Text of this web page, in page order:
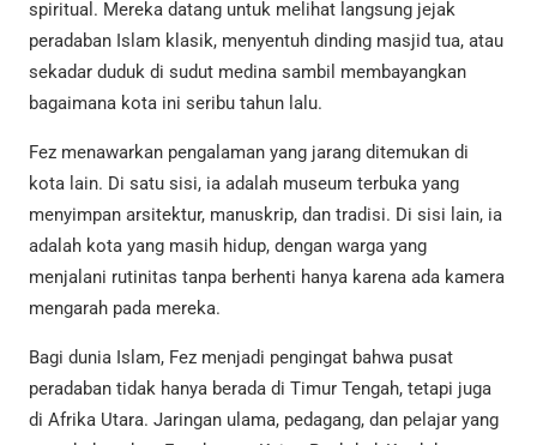
spiritual. Mereka datang untuk melihat langsung jejak
peradaban Islam klasik, menyentuh dinding masjid tua, atau
sekadar duduk di sudut medina sambil membayangkan
bagaimana kota ini seribu tahun lalu.
Fez menawarkan pengalaman yang jarang ditemukan di
kota lain. Di satu sisi, ia adalah museum terbuka yang
menyimpan arsitektur, manuskrip, dan tradisi. Di sisi lain, ia
adalah kota yang masih hidup, dengan warga yang
menjalani rutinitas tanpa berhenti hanya karena ada kamera
mengarah pada mereka.
Bagi dunia Islam, Fez menjadi pengingat bahwa pusat
peradaban tidak hanya berada di Timur Tengah, tetapi juga
di Afrika Utara. Jaringan ulama, pedagang, dan pelajar yang